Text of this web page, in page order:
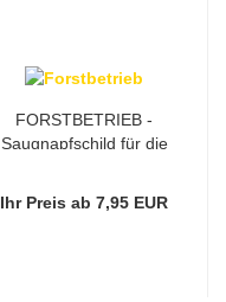
FORSTBETRIEB -
Saugnapfschild für die
Ihr Preis ab 7,95 EUR